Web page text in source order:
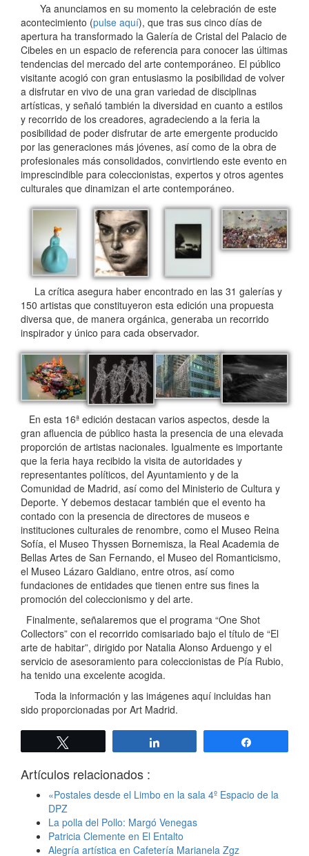
Ya anunciamos en su momento la celebración de este
acontecimiento (pulse aquí), que tras sus cinco días de
apertura ha transformado la Galería de Cristal del Palacio de
Cibeles en un espacio de referencia para conocer las últimas
tendencias del mercado del arte contemporáneo. El público
visitante acogió con gran entusiasmo la posibilidad de volver
a disfrutar en vivo de una gran variedad de disciplinas
artísticas, y señaló también la diversidad en cuanto a estilos
y recorrido de los creadores, agradeciendo a la feria la
posibilidad de poder disfrutar de arte emergente producido
por las generaciones más jóvenes, así como de la obra de
profesionales más consolidados, convirtiendo este evento en
imprescindible para coleccionistas, expertos y otros agentes
culturales que dinamizan el arte contemporáneo.
La crítica asegura haber encontrado en las 31 galerías y
150 artistas que constituyeron esta edición una propuesta
diversa que, de manera orgánica, generaba un recorrido
inspirador y único para cada observador.
En esta 16ª edición destacan varios aspectos, desde la
gran afluencia de público hasta la presencia de una elevada
proporción de artistas nacionales. Igualmente es importante
que la feria haya recibido la visita de autoridades y
representantes políticos, del Ayuntamiento y de la
Comunidad de Madrid, así como del Ministerio de Cultura y
Deporte. Y debemos destacar también que el evento ha
contado con la presencia de directores de museos e
instituciones culturales de renombre, como el Museo Reina
Sofía, el Museo Thyssen Bornemisza, la Real Academia de
Bellas Artes de San Fernando, el Museo del Romanticismo,
el Museo Lázaro Galdiano, entre otros, así como
fundaciones de entidades que tienen entre sus fines la
promoción del coleccionismo y del arte.
Finalmente, señalaremos que el programa “One Shot
Collectors” con el recorrido comisariado bajo el título de “El
arte de habitar”, dirigido por Natalia Alonso Arduengo y el
servicio de asesoramiento para coleccionistas de Pía Rubio,
ha tenido una excelente acogida.
Toda la información y las imágenes aquí incluidas han
sido proporcionadas por Art Madrid.
Artículos relacionados :
«Postales desde el Limbo en la sala 4º Espacio de la
DPZ
La polla del Pollo: Margó Venegas
Patricia Clemente en El Entalto
Alegría artística en Cafetería Marianela Zgz